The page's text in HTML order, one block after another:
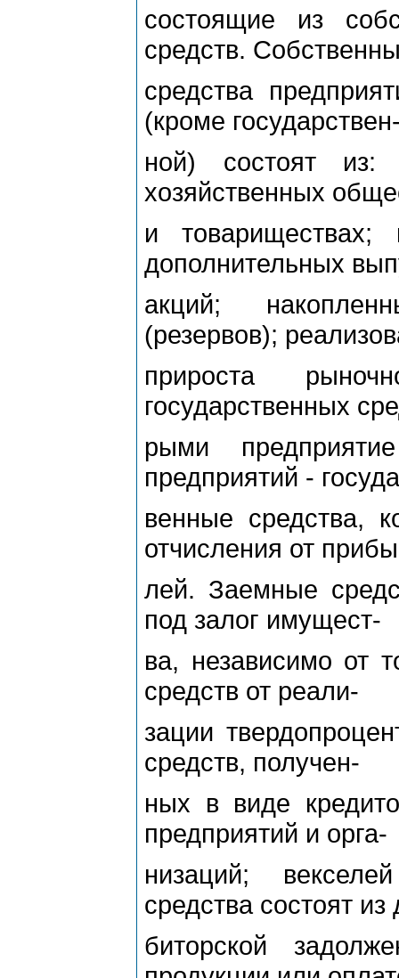
состоящие из
средств.
средства
(кроме
ной) состоят
хозяйственных
и
дополнительных
акций;
(резервов);
прироста
государственных
рыми
предприятий -
венные средства,
отчисления от
лей. Заемные
под залог имущест-
ва, независимо от
средств от реали-
зации
средств, получен-
ных в виде
предприятий и орга-
низаций;
средства состоят из
биторской